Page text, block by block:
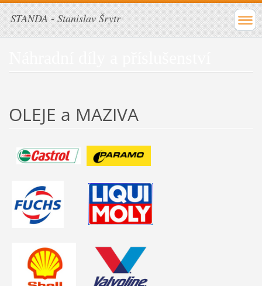
STANDA - Stanislav Šrytr
OLEJE a MAZIVA